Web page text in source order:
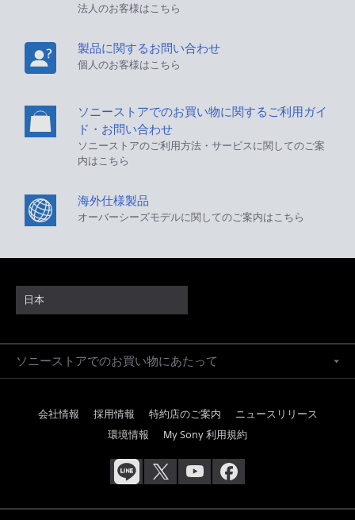
法人のお客様はこちら
製品に関するお問い合わせ
個人のお客様はこちら
ソニーストアでのお買い物に関するご利用ガイ
ド・お問い合わせ
ソニーストアのご利用方法・サービスに関してのご案
内はこちら
海外仕様製品
オーバーシーズモデルに関してのご案内はこちら
日本
ソニーストアでのお買い物にあたって
会社情報 採用情報 特約店のご案内
ニュースリリース
環境情報
My Sony 利用規約